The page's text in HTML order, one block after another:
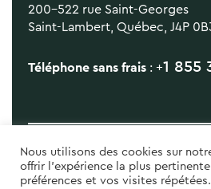
200-522 rue Saint-Georges
Saint-Lambert, Québec, J4P
Téléphone sans frais : +1 855
Nous utilisons des cookies sur
offrir l'expérience la plus
préférences et vos visites